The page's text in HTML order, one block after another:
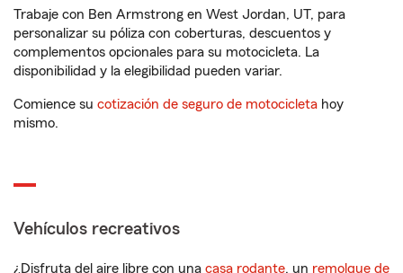
Trabaje con Ben Armstrong en West Jordan, UT, para
personalizar su póliza con coberturas, descuentos y
complementos opcionales para su motocicleta. La
disponibilidad y la elegibilidad pueden variar.
Comience su cotización de seguro de motocicleta hoy
mismo.
Vehículos recreativos
¿Disfruta del aire libre con una casa rodante, un remolque de